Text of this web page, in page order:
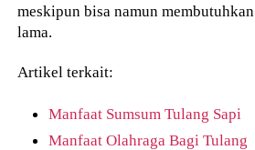
meskipun bisa namun
lama.
Artikel terkait:
Manfaat Sumsum Tulang Sapi
Manfaat Olahraga Bagi Tulang